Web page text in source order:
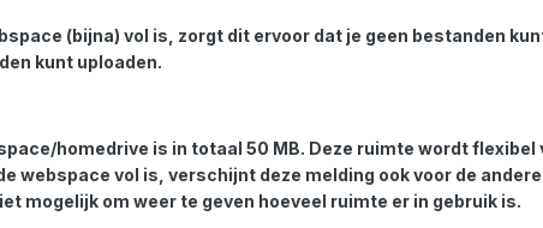
(bijna) vol is, zorgt dit ervoor dat je geen bestanden
kunt uploaden.
homedrive is in totaal 50 MB. Deze ruimte wordt
webspace vol is, verschijnt deze melding ook voor de
mogelijk om weer te geven hoeveel ruimte er in gebruik is.